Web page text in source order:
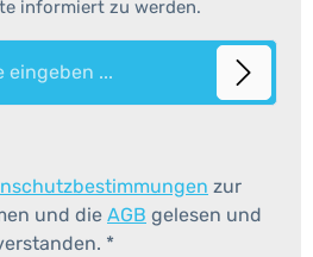
informiert zu werden.
zur
und die AGB gelesen und
*